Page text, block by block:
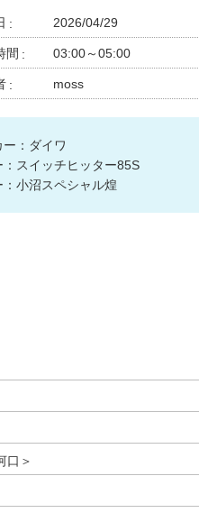
2026/04/29
間 03:00～05:00
moss
ー：ダイワ
：スイッチヒッター85S
：小沼スペシャル煌
＞